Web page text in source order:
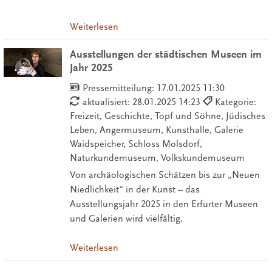
Weiterlesen
Ausstellungen der städtischen Museen im
Jahr 2025
Pressemitteilung: 17.01.2025 11:30
aktualisiert: 28.01.2025 14:23
Kategorie:
Freizeit, Geschichte, Topf und Söhne, Jüdisches
Leben, Angermuseum, Kunsthalle, Galerie
Waidspeicher, Schloss Molsdorf,
Naturkundemuseum, Volkskundemuseum
Von archäologischen Schätzen bis zur „Neuen
Niedlichkeit“ in der Kunst – das
Ausstellungsjahr 2025 in den Erfurter Museen
und Galerien wird vielfältig.
Weiterlesen